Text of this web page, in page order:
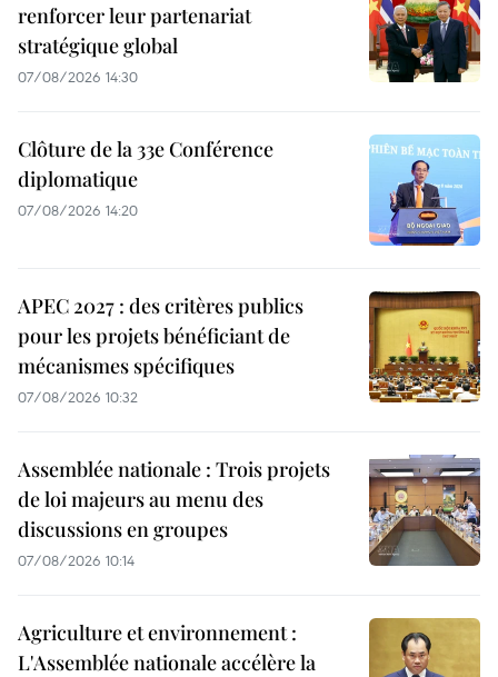
renforcer leur partenariat
stratégique global
07/08/2026 14:30
Clôture de la 33e Conférence
diplomatique
07/08/2026 14:20
APEC 2027 : des critères publics
pour les projets bénéficiant de
mécanismes spécifiques
07/08/2026 10:32
Assemblée nationale : Trois projets
de loi majeurs au menu des
discussions en groupes
07/08/2026 10:14
Agriculture et environnement :
L'Assemblée nationale accélère la